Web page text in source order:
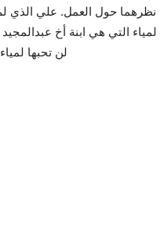
نظرهما حول العمل. علي الذي
لمياء التي هي ابنة أخ
لن تحبها